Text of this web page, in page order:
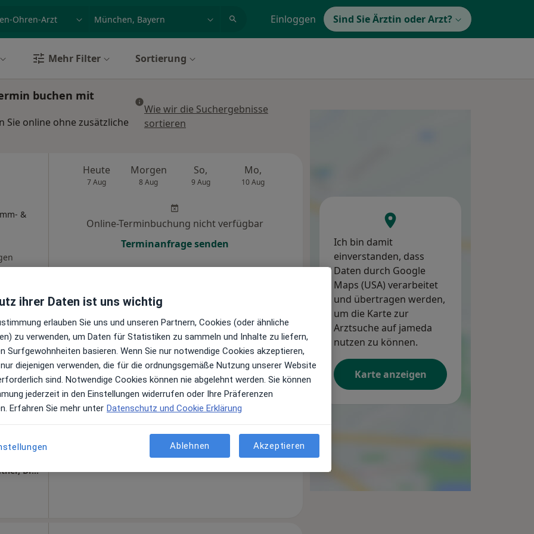
Einloggen Sind Sie Ärztin oder Arzt?
Mehr Filter Sortierung
buchen mit
Sie online ohne zusätzliche
Wie wir die Suchergebnisse
sortieren
&
Heute
7 Aug
Morgen
8 Aug
So,
9 Aug
Mo,
10 Aug
Online-Terminbuchung nicht verfügbar
Terminanfrage senden
Mehr
HNO am Nordbad Dr. Katharina Kleiter-Sendtner, Dr. Stefan Nitsch Fachärzte für HNO-Heilkunde
Heute
7 Aug
Morgen
8 Aug
So,
9 Aug
Mo,
10 Aug
Di,
11 Aug
Online-Terminbuchung nicht verfügbar
Ich bin damit
einverstanden, dass
Daten durch Google
Maps (USA) verarbeitet
und übertragen werden,
um die Karte zur
Arztsuche auf jameda
nutzen zu können.
Karte anzeigen
ihrer Daten ist uns wichtig
erlauben Sie uns und unseren Partnern, Cookies (oder ähnliche
zu verwenden, um Daten für Statistiken zu sammeln und Inhalte zu liefern,
Surfgewohnheiten basieren. Wenn Sie nur notwendige Cookies akzeptieren,
diejenigen verwenden, die für die ordnungsgemäße Nutzung unserer Website
sind. Notwendige Cookies können nie abgelehnt werden. Sie können
jederzeit in den Einstellungen widerrufen oder Ihre Präferenzen
Erfahren Sie mehr unter Datenschutz und Cookie Erklärung
Ablehnen Akzeptieren